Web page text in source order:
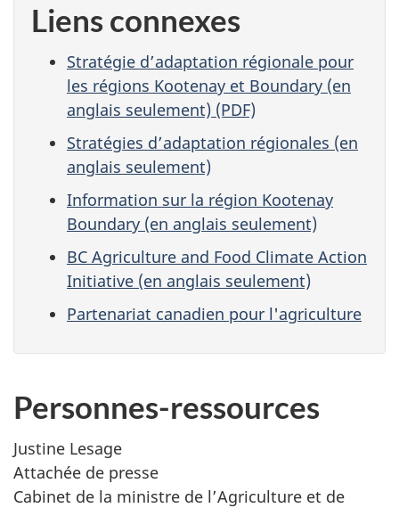
Liens connexes
Stratégie d’adaptation régionale pour
les régions Kootenay et Boundary (en
anglais seulement) (PDF)
Stratégies d’adaptation régionales (en
anglais seulement)
Information sur la région Kootenay
Boundary (en anglais seulement)
BC Agriculture and Food Climate Action
Initiative (en anglais seulement)
Partenariat canadien pour l'agriculture
Personnes-ressources
Justine Lesage
Attachée de presse
Cabinet de la ministre de l’Agriculture et de